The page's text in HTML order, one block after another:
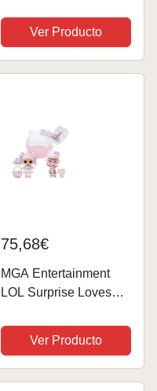
Coleccionables con
Tema de Bebé -
Gemelos, Trillizos o
Ver Producto
75,68€
MGA Entertainment
LOL Surprise Loves
Ver Producto